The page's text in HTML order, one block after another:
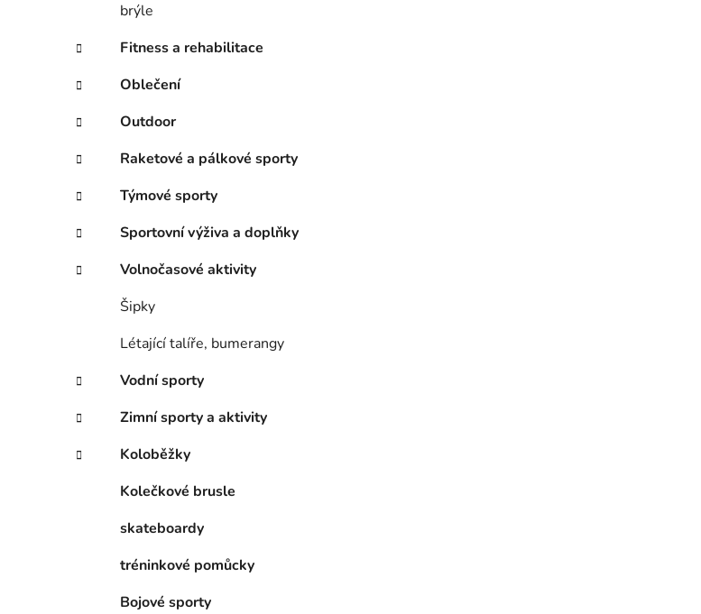
brýle
Fitness a rehabilitace
Oblečení
Outdoor
Raketové a pálkové sporty
Týmové sporty
Sportovní výživa a doplňky
Volnočasové aktivity
Šipky
Létající talíře, bumerangy
Vodní sporty
Zimní sporty a aktivity
Koloběžky
Kolečkové brusle
skateboardy
tréninkové pomůcky
Bojové sporty